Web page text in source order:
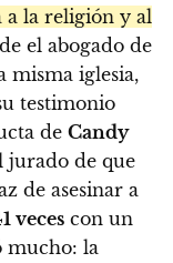
a la religión y al
el abogado de
misma iglesia,
testimonio
de Candy
jurado de que
de asesinar a
veces con un
mucho: la